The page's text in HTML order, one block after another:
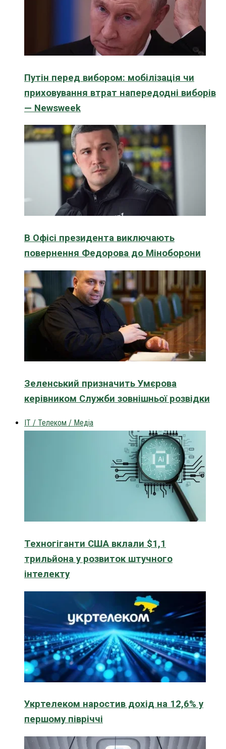
Путін перед вибором: мобілізація чи
приховування втрат напередодні виборів
— Newsweek
В Офісі президента виключають
повернення Федорова до Міноборони
Зеленський призначить Умєрова
керівником Служби зовнішньої розвідки
IT / Телеком / Медіа
Техногіганти США вклали $1,1
трильйона у розвиток штучного
інтелекту
Укртелеком наростив дохід на 12,6% у
першому півріччі